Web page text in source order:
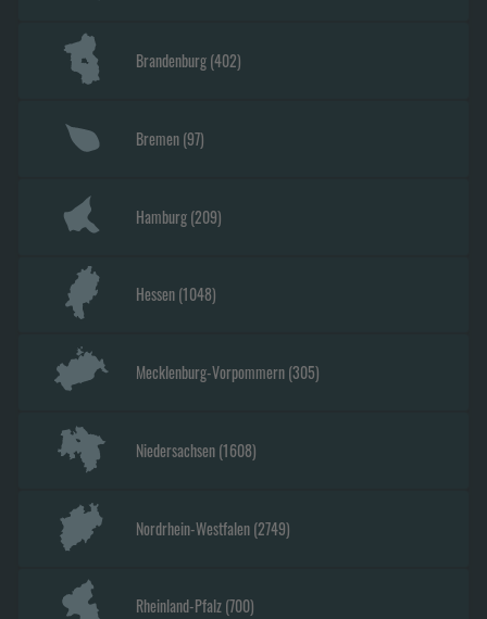
Brandenburg(402)
Bremen(97)
Hamburg(209)
Hessen(1048)
Mecklenburg-Vorpommern(305)
Niedersachsen(1608)
Nordrhein-Westfalen(2749)
Rheinland-Pfalz(700)